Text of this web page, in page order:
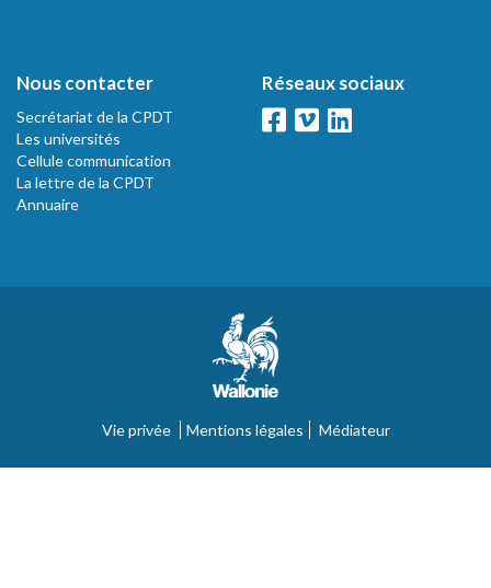
Nous contacter
Secrétariat de la CPDT
Les universités
Cellule communication
La lettre de la CPDT
Annuaire
Réseaux sociaux
Vie privée Mentions légales Médiateur